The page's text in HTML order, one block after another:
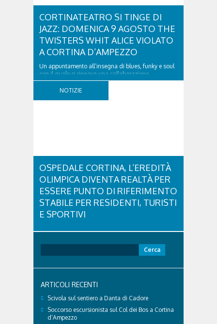
CORTINATEATRO SI TINGE DI
JAZZ: DOMENICA 9 AGOSTO THE
TWISTERS WHIT ALICE VIOLATO
A CORTINA D’AMPEZZO
Un appuntamento all’insegna di blues, funky e soul
con il quale si rinnova una collaborazione
collaudata, quella con il Dolomiti Blues&Soul
Festival. Domenica 9 agosto alle 18.00 in piazza
NOTIZIE
OSPEDALE CORTINA, L’EREDITÀ
OLIMPICA DIVENTA REALTÀ PER
ESSERE PUNTO DI RIFERIMENTO
STABILE PER RESIDENTI, TURISTI
E SPORTIVI
territorio dolomitico. Ospedale Cortina -
struttura parte di GVM Care & Research che durante i
delegazioni e pubblico, sta per entrare in una...
per:
ARTICOLI RECENTI
Scivola sul sentiero a Danta di Cadore
Soccorso escursionista sul Col dei Bos a Cortina
d’Ampezzo